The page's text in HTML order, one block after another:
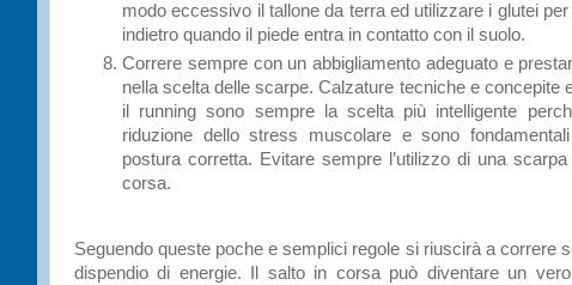
modo eccessivo il tallone da terra ed utilizzare i glutei
indietro quando il piede entra in contatto con il suolo.
Correre sempre con un abbigliamento adeguato e
nella scelta delle scarpe. Calzature tecniche e concepite
il running sono sempre la scelta più intelligente
riduzione dello stress muscolare e sono
postura corretta. Evitare sempre l’utilizzo di una
corsa.
Seguendo queste poche e semplici regole si riuscirà a correre
dispendio di energie. Il salto in corsa può diventare un